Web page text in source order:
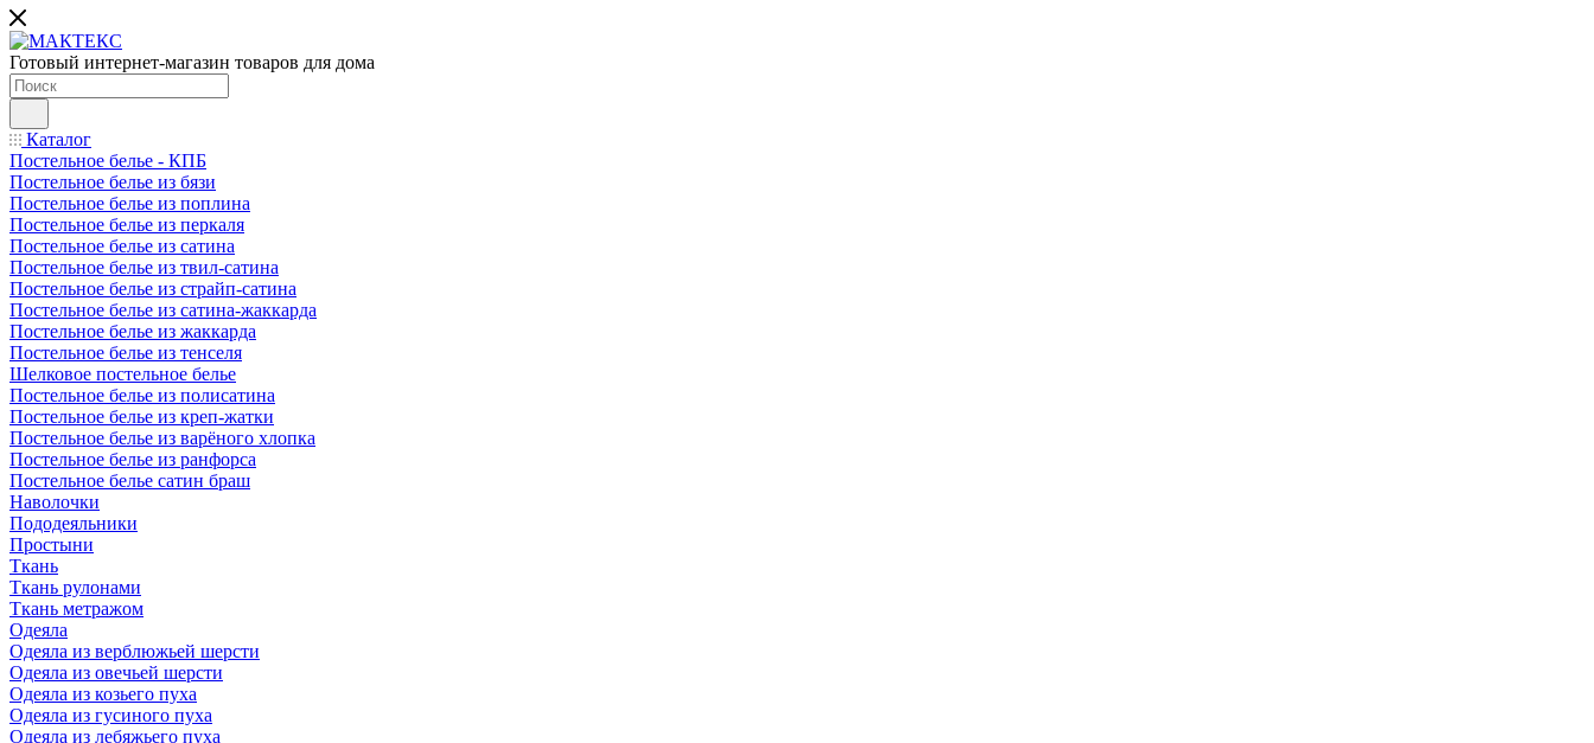
Готовый интернет-магазин товаров для дома
Каталог
Постельное белье - КПБ
Постельное белье из бязи
Постельное белье из поплина
Постельное белье из перкаля
Постельное белье из сатина
Постельное белье из твил-сатина
Постельное белье из страйп-сатина
Постельное белье из сатина-жаккарда
Постельное белье из жаккарда
Постельное белье из тенселя
Шелковое постельное белье
Постельное белье из полисатина
Постельное белье из креп-жатки
Постельное белье из варёного хлопка
Постельное белье из ранфорса
Постельное белье сатин браш
Наволочки
Пододеяльники
Простыни
Ткань
Ткань рулонами
Ткань метражом
Одеяла
Одеяла из верблюжьей шерсти
Одеяла из овечьей шерсти
Одеяла из козьего пуха
Одеяла из гусиного пуха
Одеяла из лебяжьего пуха